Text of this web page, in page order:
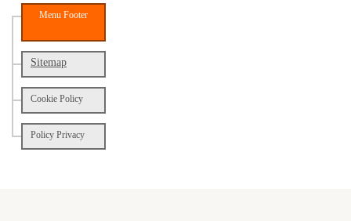
Menu Footer
Sitemap
Cookie Policy
Policy Privacy